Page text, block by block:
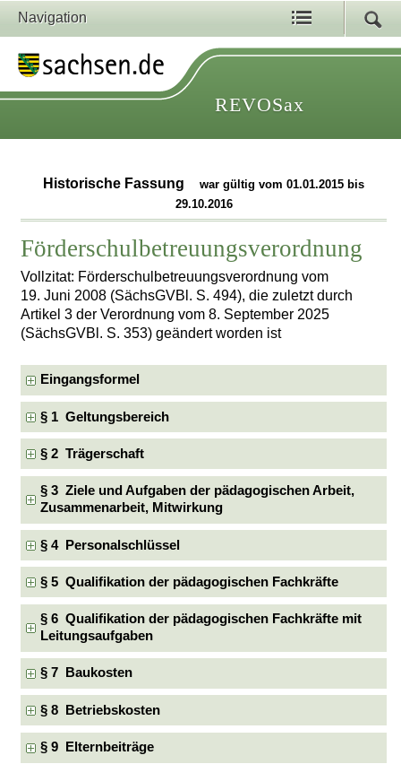
Navigation
REVOSax
Historische Fassung
war gültig vom 01.01.2015 bis
29.10.2016
Förderschulbetreuungsverordnung
Vollzitat: Förderschulbetreuungsverordnung vom
19. Juni 2008 (SächsGVBl. S. 494), die zuletzt durch
Artikel 3 der Verordnung vom 8. September 2025
(SächsGVBl. S. 353) geändert worden ist
Eingangsformel
§ 1 Geltungsbereich
§ 2 Trägerschaft
§ 3 Ziele und Aufgaben der pädagogischen Arbeit,
Zusammenarbeit, Mitwirkung
§ 4 Personalschlüssel
§ 5 Qualifikation der pädagogischen Fachkräfte
§ 6 Qualifikation der pädagogischen Fachkräfte mit
Leitungsaufgaben
§ 7 Baukosten
§ 8 Betriebskosten
§ 9 Elternbeiträge